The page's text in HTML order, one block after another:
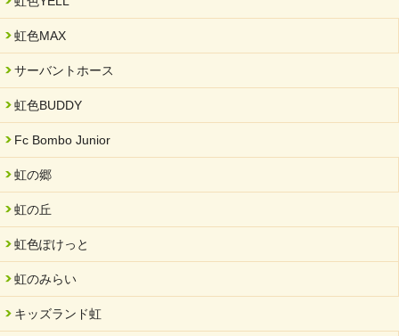
就労継続支援B型「エコボール」事業を始めました
2024/09/10
2024/08/26
2024/08/01
夏休み学習支援・可茂自悠学舎
2024/07/03
中部学院大学「現代福祉マネジメント」ゲスト講師
2024/04/17
SDGs発表会・研修会
2024/04/05
虹色MAX
サーバントホース
虹色BUDDY
Fc Bombo Junior
虹の郷
虹の丘
虹色ぽけっと
虹のみらい
キッズランド虹